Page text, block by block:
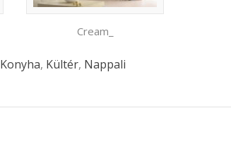
Cream_
Konyha, Kültér, Nappali